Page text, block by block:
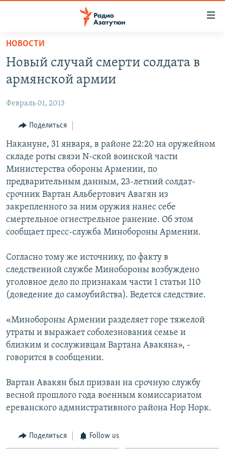
Перейти
основному
содержанию
Перейти
навигации
Перейти
поиску
ПОЛИТИКА
ОБЩЕСТВО
ЭКОНОМИКА
РЕГИОН
НАГОРНЫЙ КАРАБАХ
КУЛЬТУРА
СПОРТ
АРХИВ
English
Русский
НОВОСТИ
Новый случай смерти солдата в
армянской армии
Февраль 01, 2013
Поделиться
Накануне, 31 января, в районе 22:20 на оружейном
складе роты связи N-ской воинской части
Министерства обороны Армении, по
предварительным данным, 23-летний солдат-
срочник Вартан Альбертович Авагян из
закрепленного за ним оружия нанес себе
смертельное огнестрельное ранение. Об этом
сообщает пресс-служба Минобороны Армении.
Согласно тому же источнику, по факту в
следственной службе Минобороны возбуждено
уголовное дело по признакам части 1 статьи 110
(доведение до самоубийства). Ведется следствие.
«Минобороны Армении разделяет горе тяжелой
утраты и выражает соболезнования семье и
близким и сослуживцам Вартана Авакяна», -
говорится в сообщении.
Вартан Авакян был призван на срочную службу
весной прошлого года военным комиссариатом
ереванского адмнистративного района Нор Норк.
Поделиться Follow us